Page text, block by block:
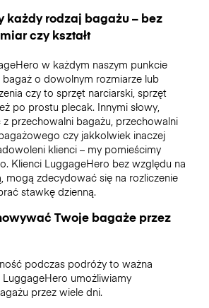
każdy rodzaj bagażu – bez
czy kształt
w każdym naszym punkcie
o dowolnym rozmiarze lub
czy to sprzęt narciarski, sprzęt
po prostu plecak. Innymi słowy,
przechowalni bagażu, przechowalni
czy jakkolwiek inaczej
klienci – my pomieścimy
Klienci LuggageHero bez względu na
mogą zdecydować się na rozliczenie
stawkę dzienną.
Twoje bagaże przez
podczas podróży to ważna
umożliwiamy
przez wiele dni.